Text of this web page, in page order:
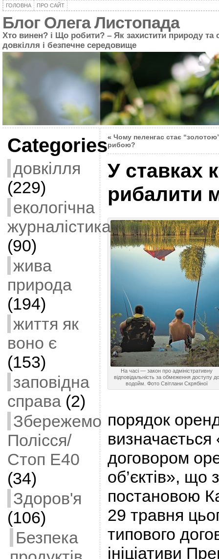
ГОЛОВНА ПРО САЙТ
Блог Олега Листопада
Хто винен? і Що робити? – Як захистити природу та
довкілля і безпечне середовище
Categories
довкілля
(229)
екологічна
журналістика
(90)
жива
природа
(194)
життя як
воно є
(153)
заповідна
справа(2)
Збережемо
Полісся/
Стоп Е40
(34)
Здоров'я
(106)
Безпека
« Чому пеленгас стає
рибою?
У ставках
рибалити
На часі — закон про адміністративну
відповідальність за обмеження доступу
водойм. Фото Світлани Скрябіної
порядок
договором
об’єктів», що
постановою
29 травня
типового
ініціативи